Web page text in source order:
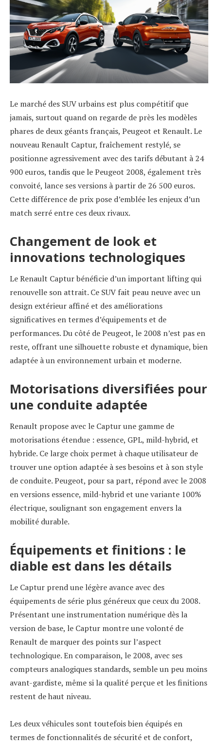
Le marché des SUV urbains est plus compétitif que
jamais, surtout quand on regarde de près les modèles
phares de deux géants français, Peugeot et Renault. Le
nouveau Renault Captur, fraîchement restylé, se
positionne agressivement avec des tarifs débutant à 24
900 euros, tandis que le Peugeot 2008, également très
convoité, lance ses versions à partir de 26 500 euros.
Cette différence de prix pose d’emblée les enjeux d’un
match serré entre ces deux rivaux.
Changement de look et
innovations technologiques
Le Renault Captur bénéficie d’un important lifting qui
renouvelle son attrait. Ce SUV fait peau neuve avec un
design extérieur affiné et des améliorations
significatives en termes d’équipements et de
performances. Du côté de Peugeot, le 2008 n’est pas en
reste, offrant une silhouette robuste et dynamique, bien
adaptée à un environnement urbain et moderne.
Motorisations diversifiées pour
une conduite adaptée
Renault propose avec le Captur une gamme de
motorisations étendue : essence, GPL, mild-hybrid, et
hybride. Ce large choix permet à chaque utilisateur de
trouver une option adaptée à ses besoins et à son style
de conduite. Peugeot, pour sa part, répond avec le 2008
en versions essence, mild-hybrid et une variante 100%
électrique, soulignant son engagement envers la
mobilité durable.
Équipements et finitions : le
diable est dans les détails
Le Captur prend une légère avance avec des
équipements de série plus généreux que ceux du 2008.
Présentant une instrumentation numérique dès la
version de base, le Captur montre une volonté de
Renault de marquer des points sur l’aspect
technologique. En comparaison, le 2008, avec ses
compteurs analogiques standards, semble un peu moins
avant-gardiste, même si la qualité perçue et les finitions
restent de haut niveau.
Les deux véhicules sont toutefois bien équipés en
termes de fonctionnalités de sécurité et de confort,